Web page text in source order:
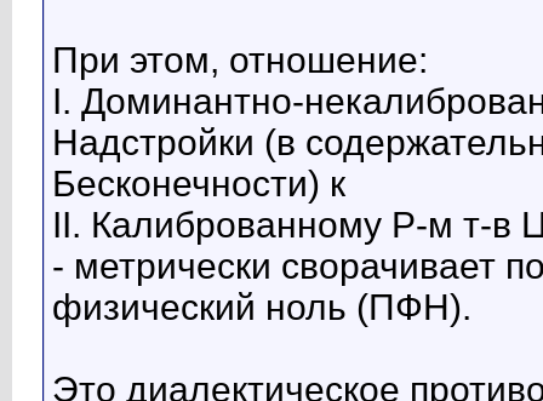
При этом, отношение:
I. Доминантно-
Надстройки (в
Бесконечности) к
II. Калиброванному Р-м т-в
- метрически сворачивает
физический ноль (ПФН).
Это диалектическое